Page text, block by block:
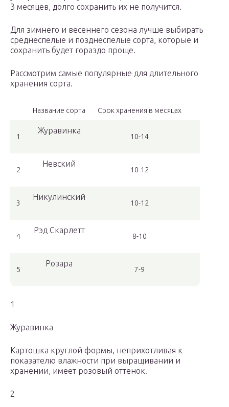
3 месяцев, долго сохранить их не получится.
Для зимнего и весеннего сезона лучше выбирать
среднеспелые и позднеспелые сорта, которые и
сохранить будет гораздо проще.
Рассмотрим самые популярные для длительного
хранения сорта.
Название сорта Срок хранения в месяцах
1
Журавинка
10-14
2
Невский
10-12
3
Никулинский
10-12
4
Рэд Скарлетт
8-10
5
Розара
7-9
1
Журавинка
Картошка круглой формы, неприхотливая к
показателю влажности при выращивании и
хранении, имеет розовый оттенок.
2